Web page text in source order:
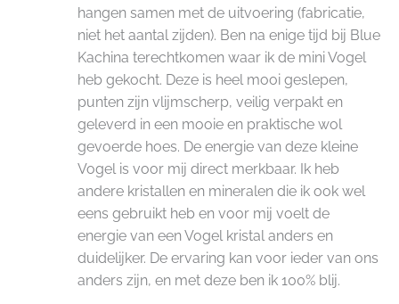
hangen samen met de uitvoering (fabricatie,
niet het aantal zijden). Ben na enige tijd bij Blue
Kachina terechtkomen waar ik de mini Vogel
heb gekocht. Deze is heel mooi geslepen,
punten zijn vlijmscherp, veilig verpakt en
geleverd in een mooie en praktische wol
gevoerde hoes. De energie van deze kleine
Vogel is voor mij direct merkbaar. Ik heb
andere kristallen en mineralen die ik ook wel
eens gebruikt heb en voor mij voelt de
energie van een Vogel kristal anders en
duidelijker. De ervaring kan voor ieder van ons
anders zijn, en met deze ben ik 100% blij.